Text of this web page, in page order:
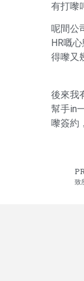
有打嚟
呢間公
HR嘅
得嚟又
後來我
幫手in
嚟簽約
致